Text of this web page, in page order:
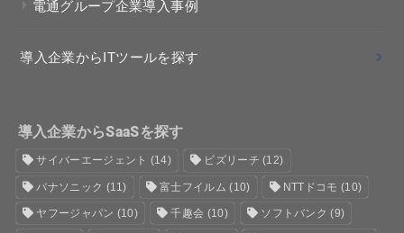
電通グループ企業導入事例
導入企業からITツールを探す
導入企業からSaaSを探す
サイバーエージェント (14) ビズリーチ (12)
パナソニック (11) 富士フイルム (10) NTTドコモ (10)
ヤフージャパン (10) 千趣会 (10) ソフトバンク (9)